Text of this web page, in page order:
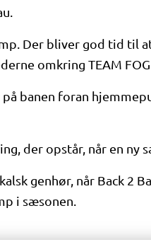
Der bliver god tid til
omkring TEAM
banen foran
der opstår, når en ny
genhør, når Back 2
i sæsonen.